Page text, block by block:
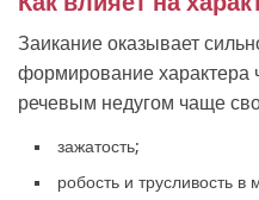
Заикание оказывает
формирование характера
речевым недугом чаще
зажатость;
робость и трусливость